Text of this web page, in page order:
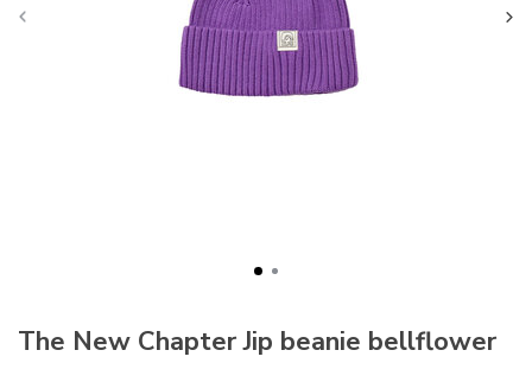
The New Chapter Jip beanie bellflower